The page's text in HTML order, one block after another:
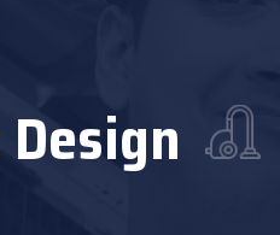
Design